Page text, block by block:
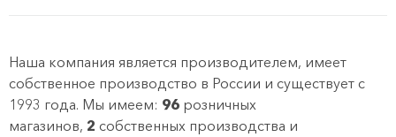
Наша компания является производителем, имеет
собственное производство в России и существует с
1993 года. Мы имеем: 96 розничных
магазинов, 2 собственных производства и